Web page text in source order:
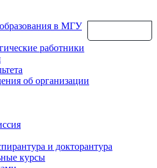
в МГУ
работники
об организации
и докторантура
курсы